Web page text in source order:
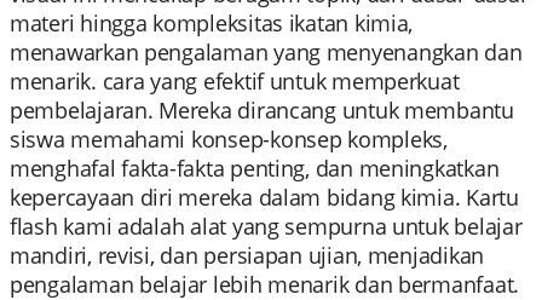
materi hingga kompleksitas ikatan kimia,
menawarkan pengalaman yang menyenangkan dan
menarik. cara yang efektif untuk memperkuat
pembelajaran. Mereka dirancang untuk membantu
siswa memahami konsep-konsep kompleks,
menghafal fakta-fakta penting, dan meningkatkan
kepercayaan diri mereka dalam bidang kimia. Kartu
flash kami adalah alat yang sempurna untuk belajar
mandiri, revisi, dan persiapan ujian, menjadikan
pengalaman belajar lebih menarik dan bermanfaat.